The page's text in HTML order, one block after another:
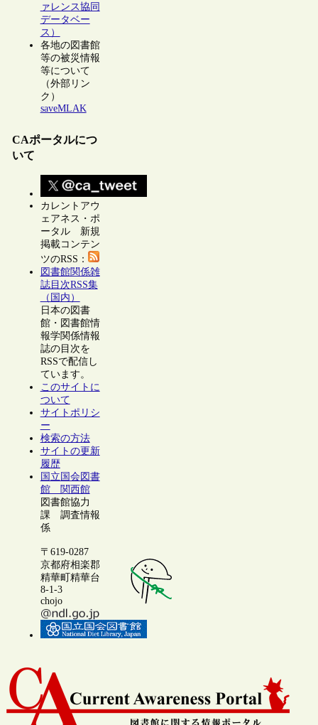
ァレンス協同
データベー
ス）
各地の図書館
等の被災情報
等について
（外部リン
ク）
saveMLAK
CAポータルにつ
いて
カレントアウ
ェアネス・ポ
ータル 新規
掲載コンテン
ツのRSS：
図書館関係雑
誌目次RSS集
（国内）
日本の図書
館・図書館情
報学関係情報
誌の目次を
RSSで配信し
ています。
このサイトに
ついて
サイトポリシ
ー
検索の方法
サイトの更新
履歴
国立国会図書
館 関西館
図書館協力
課 調査情報
係
〒619-0287
京都府相楽郡
精華町精華台
8-1-3
chojo